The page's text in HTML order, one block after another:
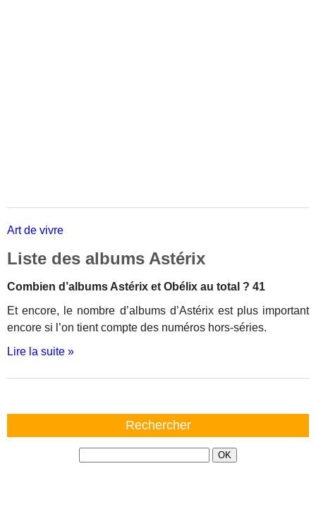
Art de vivre
Liste des albums Astérix
Combien d’albums Astérix et Obélix au total ? 41
Et encore, le nombre d’albums d’Astérix est plus important
encore si l’on tient compte des numéros hors-séries.
Lire la suite »
Rechercher